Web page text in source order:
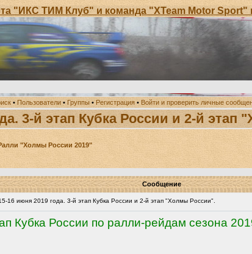
Клуб" и команда "XTeam Motor Sport"
• Пользователи • Группы • Регистрация • Войти и проверить личные
3-й этап Кубка России и 2-й
"Холмы России 2019"
Сообщение
16 июня 2019 года. 3-й этап Кубка России и 2-й этап "Холмы России".
Кубка России по ралли-рейдам сезона